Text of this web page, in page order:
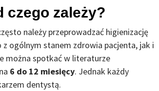
czego zależy?
należy przeprowadzać higienizację
ogólnym stanem zdrowia pacjenta, jak i
można spotkać w literaturze
6 do 12 miesięcy. Jednak każdy
dentystą.